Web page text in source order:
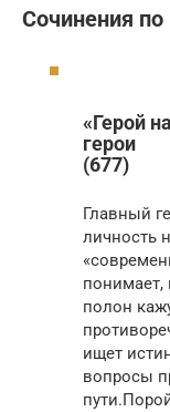
Сочинения по
«Герой
герои
(677)
Главный
личность
понимает,
полон
ищет
вопросы